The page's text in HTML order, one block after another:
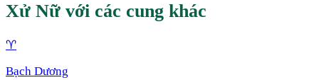
Xử Nữ với các cung khác
♈
Bạch Dương